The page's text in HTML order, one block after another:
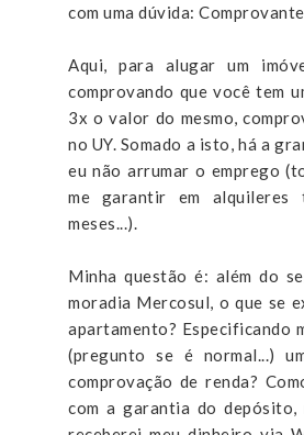
com uma dúvida:
Aqui, para alugar um
comprovando que você tem
3x o valor do mesmo,
no UY. Somado a isto, há a
eu não arrumar o emprego
me garantir em alquileres
meses...).
Minha questão é: além do
moradia Mercosul, o que se
apartamento? Especificando
(pregunto se é normal...)
comprovação de renda?
com a garantia do depósito,